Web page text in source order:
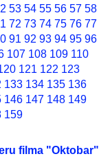
53 54 55 56 57 58
72 73 74 75 76 77
91 92 93 94 95 96
107 108 109 110
121 122 123
133 134 135 136
146 147 148 149
159
filma "Oktobar"